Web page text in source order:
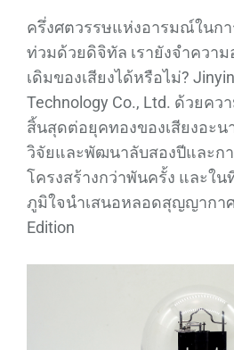
ครึ่งศตวรรษแห่งอารมณ์ในก
ท่วมด้วยดิจิทัล เรายังจำควา
เดิมของเสียงได้หรือไม่?
Technology Co., Ltd. ด้วยคว
สิ้นสุดต่อยุคทองของเสียงอะน
วิจัยและพัฒนาลับสองปีและก
โครงสร้างกว่าพันครั้ง และใ
ภูมิใจนำเสนอหลอดสุญญากาศ
Edition